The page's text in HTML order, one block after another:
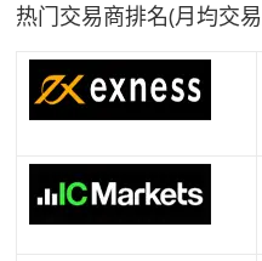
热门交易商排名(月均交